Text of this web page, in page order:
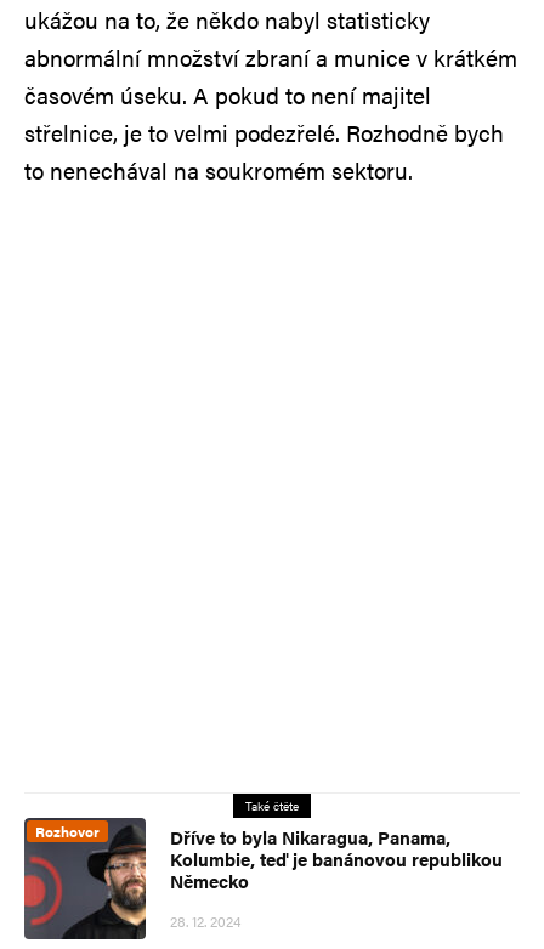
ukážou na to, že někdo nabyl statisticky
abnormální množství zbraní a munice v krátkém
časovém úseku. A pokud to není majitel
střelnice, je to velmi podezřelé. Rozhodně bych
to nenechával na soukromém sektoru.
Také čtěte
Rozhovor
Dříve to byla Nikaragua, Panama,
Kolumbie, teď je banánovou republikou
Německo
28. 12. 2024